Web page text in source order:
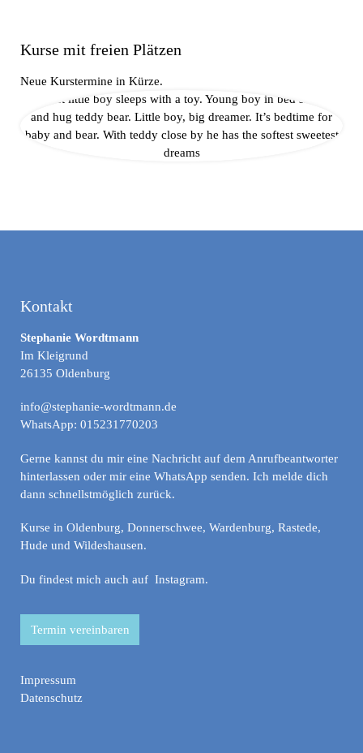
Kurse mit freien Plätzen
Neue Kurstermine in Kürze.
Kontakt
Stephanie Wordtmann
Im Kleigrund
26135 Oldenburg
info@stephanie-wordtmann.de
WhatsApp: 015231770203
Gerne kannst du mir eine Nachricht auf dem Anrufbeantworter
hinterlassen oder mir eine WhatsApp senden. Ich melde dich
dann schnellstmöglich zurück.
Kurse in Oldenburg, Donnerschwee, Wardenburg, Rastede,
Hude und Wildeshausen.
Du findest mich auch auf Instagram.
Termin vereinbaren
Impressum
Datenschutz